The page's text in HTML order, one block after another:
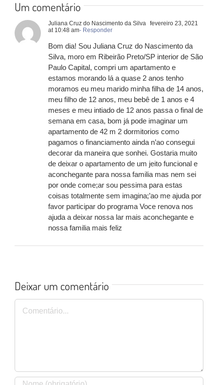
Um comentário
Juliana Cruz do Nascimento da Silva fevereiro 23, 2021
at 10:48 am- Responder
Bom dia! Sou Juliana Cruz do Nascimento da
Silva, moro em Ribeirão Preto/SP interior de São
Paulo Capital, compri um apartamento e
estamos morando lá a quase 2 anos tenho
moramos eu meu marido minha filha de 14 anos,
meu filho de 12 anos, meu bebê de 1 anos e 4
meses e meu intiado de 12 anos passa o final de
semana em casa, bom já pode imaginar um
apartamento de 42 m 2 dormitorios como
pagamos o financiamento ainda n’ao consegui
decorar da maneira que sonhei. Gostaria muito
de deixar o apartamento de um jeito funcional e
aconchegante para nossa familia mas nem sei
por onde come;ar sou pessima para estas
coisas totalmente sem imagina;’ao me ajuda por
favor participar do programa Voce renova nos
ajuda a deixar nossa lar mais aconchegante e
nossa familia mais feliz
Deixar um comentário
Comentário